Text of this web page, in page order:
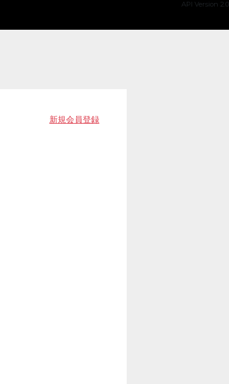
API Version 2.0
新規会員登録